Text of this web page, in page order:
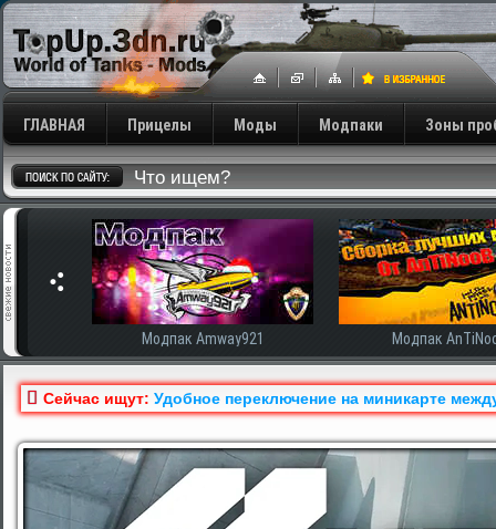
ГЛАВНАЯ Прицелы Моды Модпаки Зоны
Модпак Amway921 Модпак
Сейчас ищут: Удобное переключение на миникарте